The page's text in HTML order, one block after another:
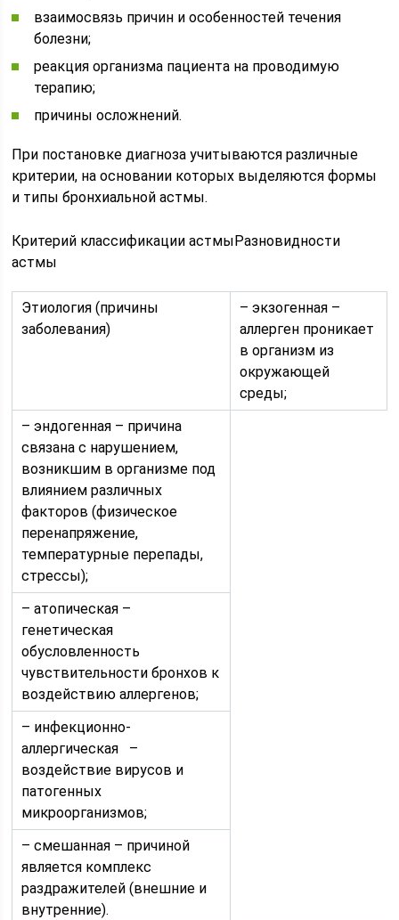
взаимосвязь причин и особенностей течения
болезни;
реакция организма пациента на проводимую
терапию;
причины осложнений.
При постановке диагноза учитываются различные
критерии, на основании которых выделяются формы
и типы бронхиальной астмы.
Критерий классификации астмыРазновидности
астмы
Этиология (причины
заболевания)
– экзогенная –
аллерген проникает
в организм из
окружающей
среды;
– эндогенная – причина
связана с нарушением,
возникшим в организме под
влиянием различных
факторов (физическое
перенапряжение,
температурные перепады,
стрессы);
– атопическая –
генетическая
обусловленность
чувствительности бронхов к
воздействию аллергенов;
– инфекционно-
аллергическая –
воздействие вирусов и
патогенных
микроорганизмов;
– смешанная – причиной
является комплекс
раздражителей (внешние и
внутренние).